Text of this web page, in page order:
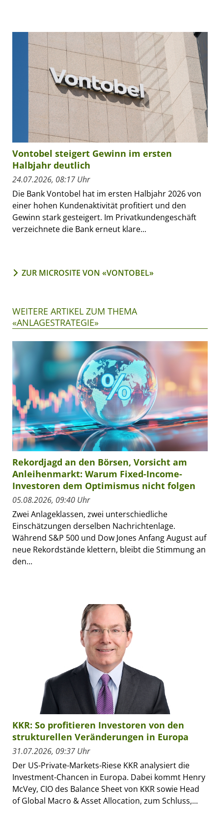
Vontobel steigert Gewinn im ersten
Halbjahr deutlich
24.07.2026, 08:17 Uhr
Die Bank Vontobel hat im ersten Halbjahr 2026 von
einer hohen Kundenaktivität profitiert und den
Gewinn stark gesteigert. Im Privatkundengeschäft
verzeichnete die Bank erneut klare...
ZUR MICROSITE VON «VONTOBEL»
WEITERE ARTIKEL ZUM THEMA
«ANLAGESTRATEGIE»
Rekordjagd an den Börsen, Vorsicht am
Anleihenmarkt: Warum Fixed-Income-
Investoren dem Optimismus nicht folgen
05.08.2026, 09:40 Uhr
Zwei Anlageklassen, zwei unterschiedliche
Einschätzungen derselben Nachrichtenlage.
Während S&P 500 und Dow Jones Anfang August auf
neue Rekordstände klettern, bleibt die Stimmung an
den...
KKR: So profitieren Investoren von den
strukturellen Veränderungen in Europa
31.07.2026, 09:37 Uhr
Der US-Private-Markets-Riese KKR analysiert die
Investment-Chancen in Europa. Dabei kommt Henry
McVey, CIO des Balance Sheet von KKR sowie Head
of Global Macro & Asset Allocation, zum Schluss,...